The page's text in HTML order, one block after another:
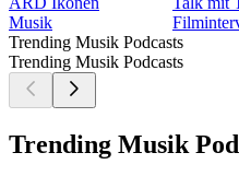
Musik
Trending Musik Podcasts
Trending Musik Podcasts
Trending Musik